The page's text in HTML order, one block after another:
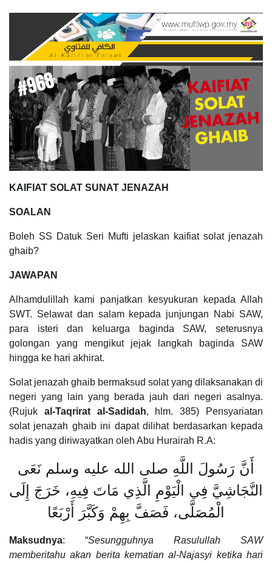
KAIFIAT SOLAT SUNAT JENAZAH
SOALAN
Boleh SS Datuk Seri Mufti jelaskan kaifiat solat jenazah
ghaib?
JAWAPAN
Alhamdulillah kami panjatkan kesyukuran kepada Allah
SWT. Selawat dan salam kepada junjungan Nabi SAW,
para isteri dan keluarga baginda SAW, seterusnya
golongan yang mengikut jejak langkah baginda SAW
hingga ke hari akhirat.
Solat jenazah ghaib bermaksud solat yang dilaksanakan di
negeri yang lain yang berada jauh dari negeri asalnya.
(Rujuk al-Taqrirat al-Sadidah, hlm. 385) Pensyariatan
solat jenazah ghaib ini dapat dilihat berdasarkan kepada
hadis yang diriwayatkan oleh Abu Hurairah R.A:
أَنَّ رَسُولَ اللَّهِ صلى الله عليه وسلم نَعَى
النَّجَاشِيَّ فِي الْيَوْمِ الَّذِي مَاتَ فِيهِ، خَرَجَ إِلَى
الْمُصَلَّى، فَصَفَّ بِهِمْ وَكَبَّرَ أَرْبَعًا
Maksudnya: “Sesungguhnya Rasulullah SAW
memberitahu akan berita kematian al-Najasyi ketika hari